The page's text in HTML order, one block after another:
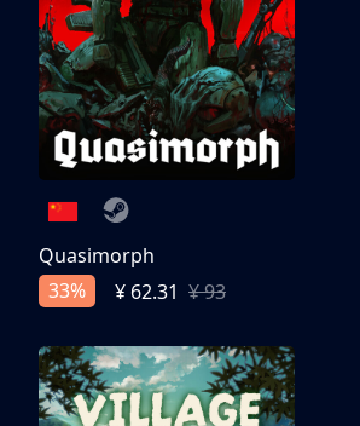
Quasimorph
33%
¥ 62.31 ¥ 93